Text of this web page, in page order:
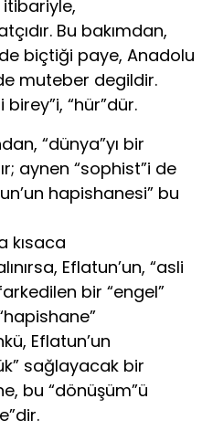
Bu bakımdan,
biçtiği paye, Anadolu
muteber degildir.
“hür”dür.
“dünya”yı bir
aynen “sophist”i de
hapishanesi” bu
kısaca
Eflatun’un, “asli
bir “engel”
Eflatun’un
sağlayacak bir
bu “dönüşüm”ü